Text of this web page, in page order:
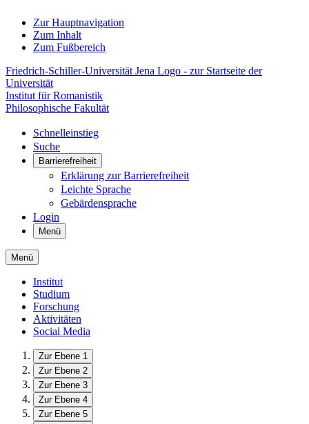
Zur Hauptnavigation
Zum Inhalt
Zum Fußbereich
Friedrich-Schiller-Universität Jena Logo - zur Startseite der
Universität
Institut für Romanistik
Philosophische Fakultät
Schnelleinstieg
Suche
Barrierefreiheit
Erklärung zur Barrierefreiheit
Leichte Sprache
Gebärdensprache
Login
Menü
Menü
Institut
Studium
Forschung
Aktivitäten
Social Media
Zur Ebene 1
Zur Ebene 2
Zur Ebene 3
Zur Ebene 4
Zur Ebene 5